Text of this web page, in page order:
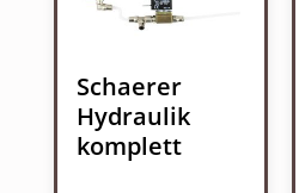
Schaerer
Hydraulik
komplett